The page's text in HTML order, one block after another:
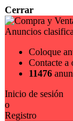
Cerrar
Anuncios
Coloque
Contacte a
11476
Inicio de sesión
o
Registro